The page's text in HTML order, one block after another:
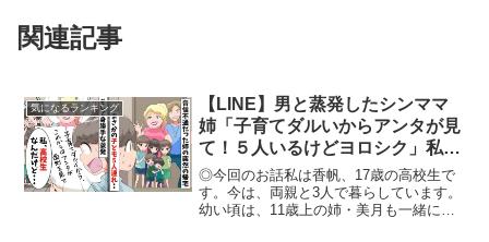
関連記事
気になるランキング
【LINE】男と蒸発したシンママ
姉「子育てダルいからアンタが見
て！５人いるけどヨロシク」私
「私、高校生なんだけど…」→数
年後…【スカッとする話】
◎今回のお話私は香帆、17歳の高校生で
す。今は、両親と3人で暮らしています。
幼い頃は、11歳上の姉・美月も一緒に住